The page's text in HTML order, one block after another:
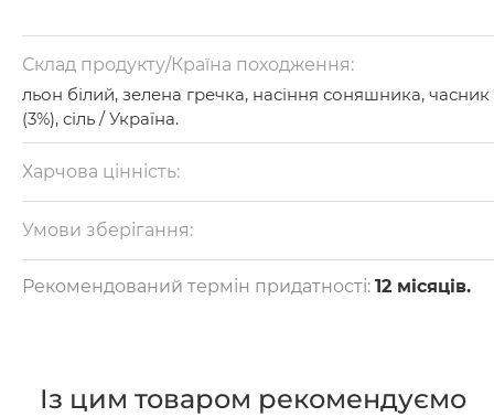
Склад продукту/Країна походження:
льон білий, зелена гречка, насіння соняшника, часник
(3%), сіль / Україна.
Харчова цінність:
на 100 г: білки — 17 г, жири — 30 г, вуглеводи — 28 г.
Калорійність — 454 ккал.
Умови зберігання:
Зберігати при температурі від 0 до + 20°С і відносній
вологості повітря не більше 75%.
Рекомендований термін придатності: 12 місяців.
Із цим товаром рекомендуємо